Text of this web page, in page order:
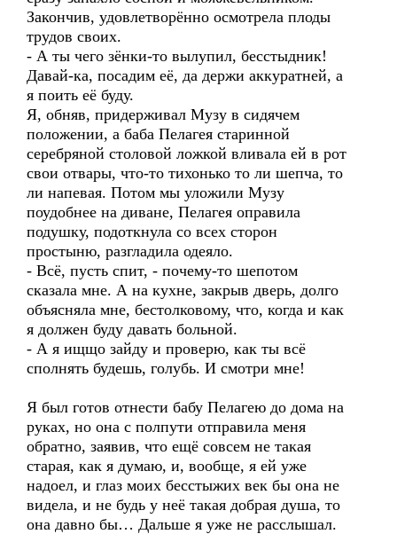
Закончив, удовлетворённо осмотрела плоды
трудов своих.
- А ты чего зёнки-то вылупил, бесстыдник!
Давай-ка, посадим её, да держи аккуратней, а
я поить её буду.
Я, обняв, придерживал Музу в сидячем
положении, а баба Пелагея старинной
серебряной столовой ложкой вливала ей в рот
свои отвары, что-то тихонько то ли шепча, то
ли напевая. Потом мы уложили Музу
поудобнее на диване, Пелагея оправила
подушку, подоткнула со всех сторон
простыню, разгладила одеяло.
- Всё, пусть спит, - почему-то шепотом
сказала мне. А на кухне, закрыв дверь, долго
объясняла мне, бестолковому, что, когда и как
я должен буду давать больной.
- А я ищщо зайду и проверю, как ты всё
сполнять будешь, голубь. И смотри мне!
Я был готов отнести бабу Пелагею до дома на
руках, но она с полпути отправила меня
обратно, заявив, что ещё совсем не такая
старая, как я думаю, и, вообще, я ей уже
надоел, и глаз моих бесстыжих век бы она не
видела, и не будь у неё такая добрая душа, то
она давно бы… Дальше я уже не расслышал.